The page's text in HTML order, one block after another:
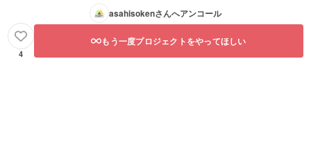
asahisokenさんへアンコール
4
もう一度プロジェクトをやってほしい